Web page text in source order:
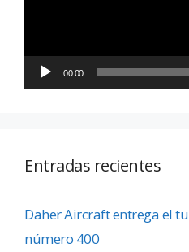
00:00
Entradas recientes
Daher Aircraft entrega el
número 400